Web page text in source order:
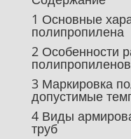
1 Основные
полипропилена
2 Особенности
3 Маркировка
допустимые
4 Виды
труб